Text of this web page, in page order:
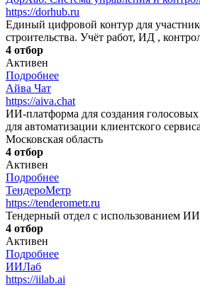
https://dorhub.ru
Единый цифровой контур для
строительства. Учёт работ, ИД ,
4 отбор
Активен
Подробнее
Айва Чат
https://aiva.chat
ИИ-платформа для создания голосовых
для автоматизации клиентского сервиса
Московская область
4 отбор
Активен
Подробнее
ТендероМетр
https://tenderometr.ru
Тендерный отдел с использованием
4 отбор
Активен
Подробнее
ИИЛаб
https://iilab.ai